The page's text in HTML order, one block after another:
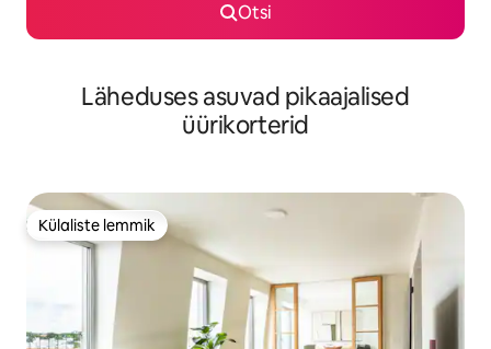
Otsi
Läheduses asuvad pikaajalised
üürikorterid
Külaliste lemmik
Külaliste lemmik